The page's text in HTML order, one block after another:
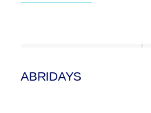
ABRIDAYS